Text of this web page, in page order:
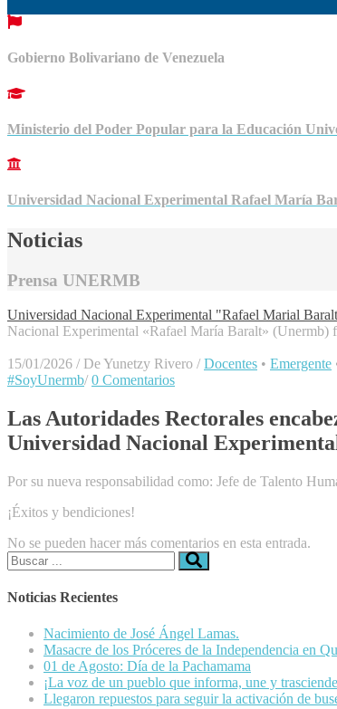
Gobierno Bolivariano de Venezuela
Ministerio del Poder Popular para la Educación
Universidad Nacional Experimental Rafael María
Noticias
Prensa UNERMB
Universidad Nacional Experimental "Rafael Marial
Nacional Experimental «Rafael María Baralt» (Unermb)
15/01/2026 / De Yunetzy Rivero / Docentes • Emergente
#SoyUnermb/ 0 Comentarios
Las Autoridades Rectorales
Universidad Nacional
Por su nueva responsabilidad como: Jefe de Talento
¡Éxitos y bendiciones!
No se pueden hacer más comentarios en esta entrada.
Buscar:
Noticias Recientes
Nacimiento de José Ángel Lamas.
Masacre de los Próceres de la Independencia en
01 de Agosto: Día de la Pachamama
¡La voz de un pueblo que informa, une y
Llegaron repuestos para seguir la activación de